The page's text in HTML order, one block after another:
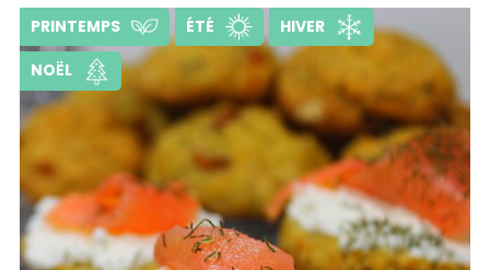
PRINTEMPS ÉTÉ HIVER
NOËL